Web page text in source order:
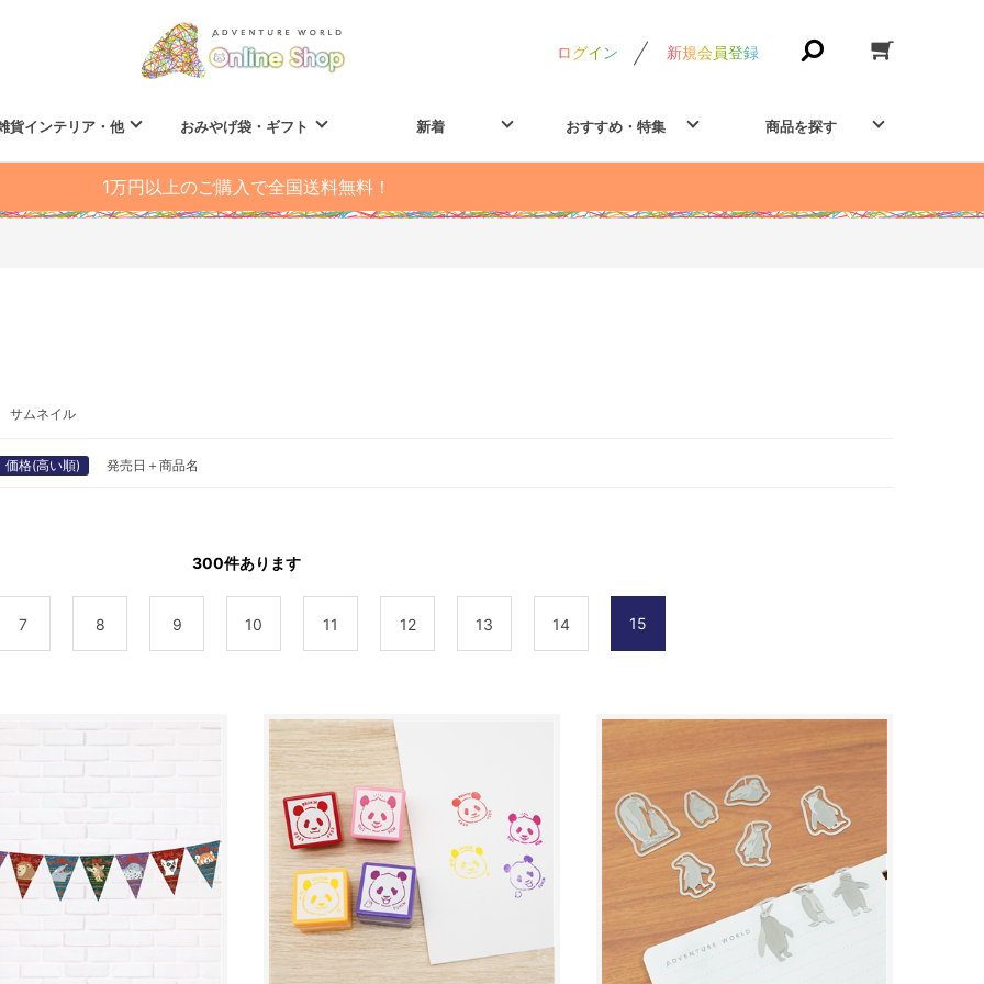
ログイン 新規会員登録
貨インテリア・他 おみやげ袋・ギフト 新着 おすすめ・特集 商品を探す
1万円以上のご購入で全国送料無料！
サムネイル
価格(高い順) 発売日＋商品名
300件あります
7 8 9 10 11 12 13 14 15